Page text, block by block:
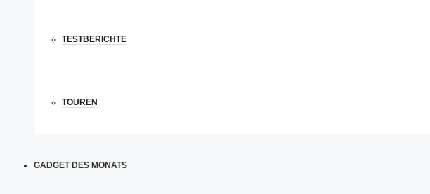
TESTBERICHTE
TOUREN
GADGET DES MONATS